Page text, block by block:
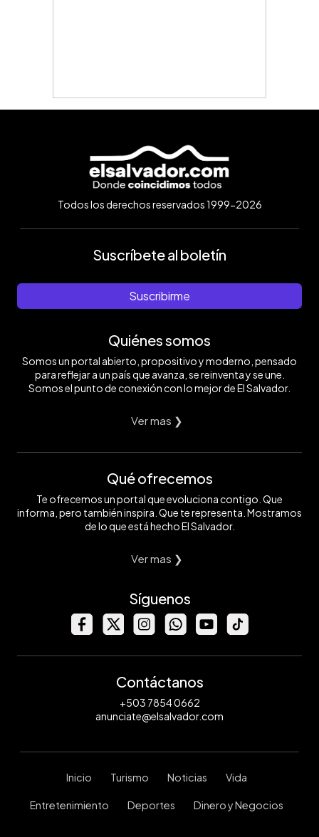
Todos los derechos reservados 1999-2026
Suscríbete al boletín
Suscribirme
Quiénes somos
Somos un portal abierto, propositivo y moderno, pensado
para reflejar a un país que avanza, se reinventa y se une.
Somos el punto de conexión con lo mejor de El Salvador.
Ver mas ❯
Qué ofrecemos
Te ofrecemos un portal que evoluciona contigo. Que
informa, pero también inspira. Que te representa. Mostramos
de lo que está hecho El Salvador.
Ver mas ❯
Síguenos
Contáctanos
+503 7854 0662
anunciate@elsalvador.com
Inicio Turismo Noticias Vida
Entretenimiento Deportes Dinero y Negocios